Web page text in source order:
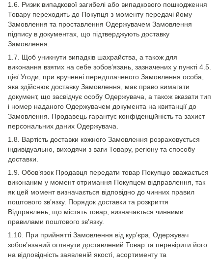
1.6. Ризик випадкової загибелі або випадкового пошкодження
Товару переходить до Покупця з моменту передачі йому
Замовлення та проставлення Одержувачем Замовлення
підпису в документах, що підтверджують доставку
Замовлення.
1.7. Щоб уникнути випадків шахрайства, а також для
виконання взятих на себе зобов’язань, зазначених у пункті 4.5.
цієї Угоди, при врученні передплаченого Замовлення особа,
яка здійснює доставку Замовлення, має право вимагати
документ, що засвідчує особу Одержувача, а також вказати тип
і номер наданого Одержувачем документа на квитанції до
Замовлення. Продавець гарантує конфіденційність та захист
персональних даних Одержувача.
1.8. Вартість доставки кожного Замовлення розраховується
індивідуально, виходячи з ваги Товару, регіону та способу
доставки.
1.9. Обов’язок Продавця передати товар Покупцю вважається
виконаним у момент отримання Покупцем відправлення, так
як цей момент визначається відповідно до чинних правил
поштового зв’язку. Порядок доставки та розкриття
Відправлень, що містять товар, визначається чинними
правилами поштового зв’язку.
1.10. При прийнятті Замовлення від кур’єра, Одержувач
зобов’язаний оглянути доставлений Товар та перевірити його
на відповідність заявленій якості, асортименту та